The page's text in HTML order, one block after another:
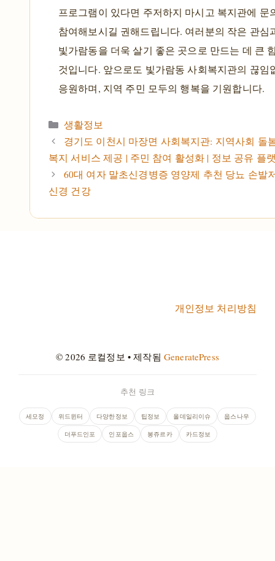
프로그램이 있다면 주저하지 마시고 복지관에 문
참여해보시길 권해드립니다. 여러분의 작은 관심
빛가람동을 더욱 살기 좋은 곳으로 만드는 데 큰
것입니다. 앞으로도 빛가람동 사회복지관의 끊임
응원하며, 지역 주민 모두의 행복을 기원합니다.
카테고리
생활정보
경기도 이천시 마장면 사회복지관: 지역사회 돌
복지 서비스 제공 | 주민 참여 활성화 | 정보 공유 플
60대 여자 말초신경병증 영양제 추천 당뇨 손발
신경 건강
개인정보 처리방침
© 2026 로컬정보 • 제작됨 GeneratePress
추천 링크
세모정 위드윈터 다양한정보 팁정보 올데일리이슈 웁스나우
더푸드인포 인포웁스 봉쥬르카 카드정보